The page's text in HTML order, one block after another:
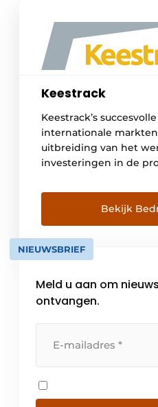
Keestrack
Keestrack’s
internationale
uitbreiding van het
investeringen in de
gediversifieerd
Belgische Keestrack-
van de sterkst
internationale
globale positie Met in
Bekijk
NIEUWSBRIEF
Meld u aan om
ontvangen.